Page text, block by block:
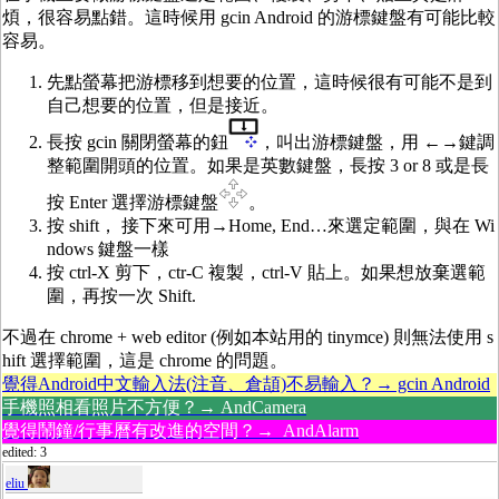
煩，很容易點錯。這時候用 gcin Android 的游標鍵盤有可能比較
容易。
先點螢幕把游標移到想要的位置，這時候很有可能不是到
自己想要的位置，但是接近。
長按 gcin 關閉螢幕的鈕
，叫出游標鍵盤，用 ←→鍵調
整範圍開頭的位置。如果是英數鍵盤，長按 3 or 8 或是長
按 Enter 選擇游標鍵盤
。
按 shift， 接下來可用→Home, End…來選定範圍，與在 Wi
ndows 鍵盤一樣
按 ctrl-X 剪下，ctr-C 複製，ctrl-V 貼上。如果想放棄選範
圍，再按一次 Shift.
不過在 chrome + web editor (例如本站用的 tinymce) 則無法使用 s
hift 選擇範圍，這是 chrome 的問題。
覺得Android中文輸入法(注音、倉頡)不易輸入？→ gcin Android
手機照相看照片不方便？→ AndCamera
覺得鬧鐘/行事曆有改進的空間？→ AndAlarm
edited: 3
eliu